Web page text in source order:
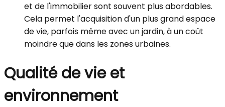
et de l'immobilier sont souvent plus abordables.
Cela permet l'acquisition d'un plus grand espace
de vie, parfois même avec un jardin, à un coût
moindre que dans les zones urbaines.
Qualité de vie et
environnement